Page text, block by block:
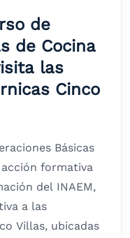
de
de Cocina
las
Cinco
Básicas
formativa
del INAEM,
a las
Villas, ubicadas